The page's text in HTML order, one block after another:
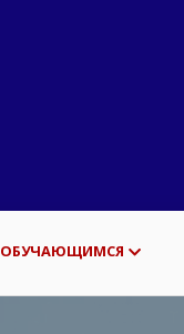
ОБУЧАЮЩИМСЯ